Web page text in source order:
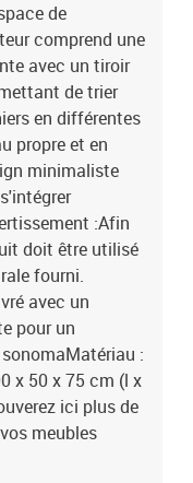
de
comprend une
avec un tiroir
de trier
en différentes
propre et en
minimaliste
:Afin
doit être utilisé
fourni.
avec un
pour un
:
x 50 x 75 cm (l x
ici plus de
meubles